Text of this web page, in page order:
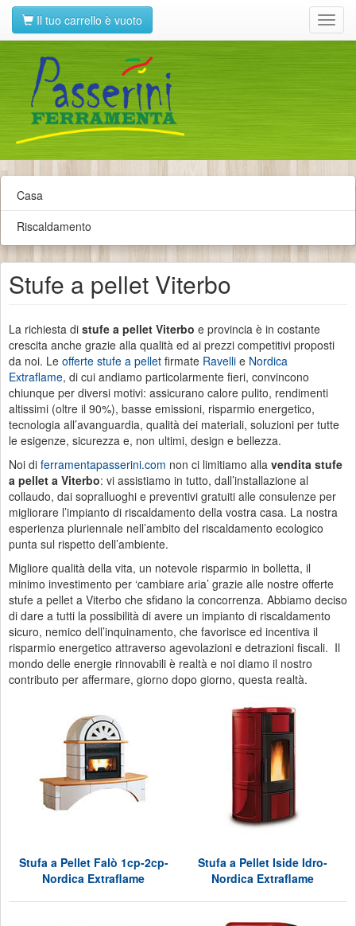
Il tuo carrello è vuoto
Casa
Riscaldamento
Stufe a pellet Viterbo
La richiesta di stufe a pellet Viterbo e provincia è in costante
crescita anche grazie alla qualità ed ai prezzi competitivi proposti
da noi. Le offerte stufe a pellet firmate Ravelli e Nordica
Extraflame, di cui andiamo particolarmente fieri, convincono
chiunque per diversi motivi: assicurano calore pulito, rendimenti
altissimi (oltre il 90%), basse emissioni, risparmio energetico,
tecnologia all’avanguardia, qualità dei materiali, soluzioni per tutte
le esigenze, sicurezza e, non ultimi, design e bellezza.
Noi di ferramentapasserini.com non ci limitiamo alla vendita stufe
a pellet a Viterbo: vi assistiamo in tutto, dall’installazione al
collaudo, dai sopralluoghi e preventivi gratuiti alle consulenze per
migliorare l’impianto di riscaldamento della vostra casa. La nostra
esperienza pluriennale nell’ambito del riscaldamento ecologico
punta sul rispetto dell’ambiente.
Migliore qualità della vita, un notevole risparmio in bolletta, il
minimo investimento per ‘cambiare aria’ grazie alle nostre offerte
stufe a pellet a Viterbo che sfidano la concorrenza. Abbiamo deciso
di dare a tutti la possibilità di avere un impianto di riscaldamento
sicuro, nemico dell’inquinamento, che favorisce ed incentiva il
risparmio energetico attraverso agevolazioni e detrazioni fiscali. Il
mondo delle energie rinnovabili è realtà e noi diamo il nostro
contributo per affermare, giorno dopo giorno, questa realtà.
Stufa a Pellet Falò 1cp-2cp-
Nordica Extraflame
Stufa a Pellet Iside Idro-
Nordica Extraflame